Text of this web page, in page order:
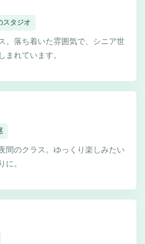
スタジオ
。落ち着いた雰囲気で、シニア世
まれています。
間のクラス。ゆっくり楽しみたい
に。